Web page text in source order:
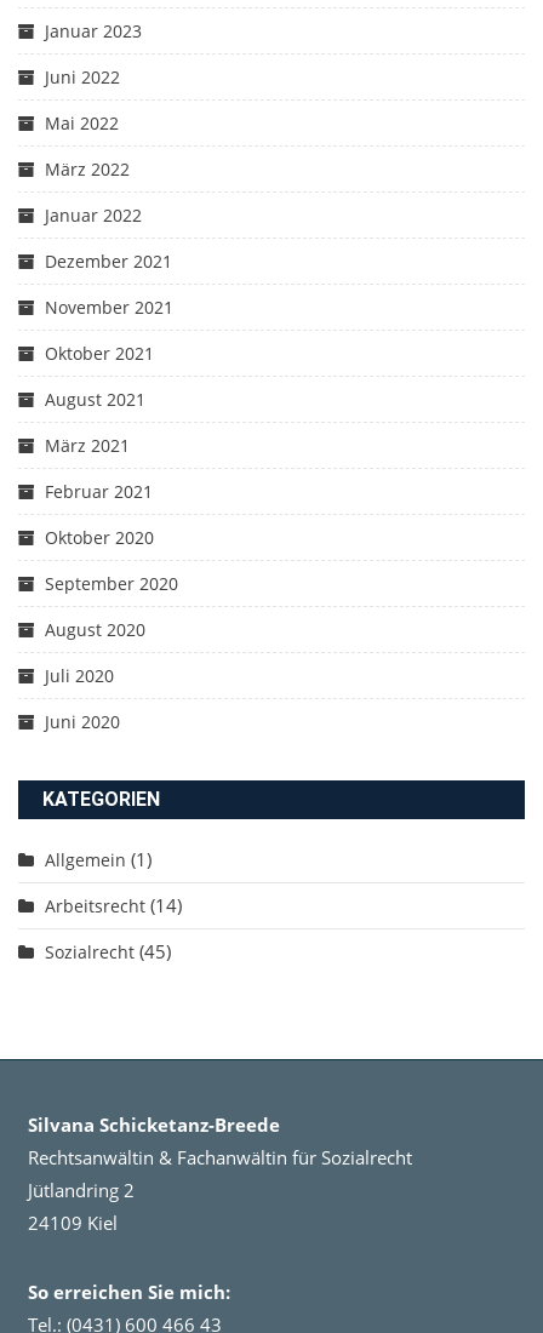
Januar 2023
Juni 2022
Mai 2022
März 2022
Januar 2022
Dezember 2021
November 2021
Oktober 2021
August 2021
März 2021
Februar 2021
Oktober 2020
September 2020
August 2020
Juli 2020
Juni 2020
KATEGORIEN
Allgemein (1)
Arbeitsrecht (14)
Sozialrecht (45)
Silvana Schicketanz-Breede
Rechtsanwältin & Fachanwältin für Sozialrecht
Jütlandring 2
24109 Kiel
So erreichen Sie mich:
Tel.: (0431) 600 466 43